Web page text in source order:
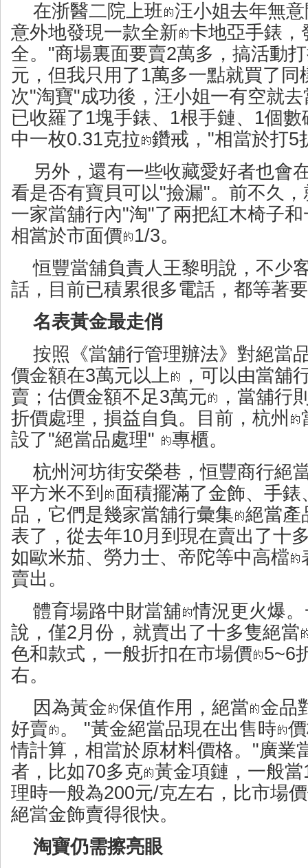
在浙醫二院上班 汪小姐去年無
意外地發現一款全新 卡地亞手錶，
全。"商場裏面要賣2萬多，搞活動
元，但我只用了1萬多一點就買了同
次"淘寶"成功後，汪小姐一有空就
已收羅了1塊手錶、1根手鏈、1個
中一枚0.31克拉 鑽戒，"相當於打5
另外，還有一些收藏愛好者也會
看是否有寶貝可以"撿漏"。前不久
一家當舖行內"淘"了兩把紅木椅子
相當於市面價
1/3。
恒豐當舖負責人王黎明說，不少
話，目前已積累很多電話，都等著
名表黃金最走俏
按照《當舖行管理辦法》對絕當
價金額在3萬元以上
，可以由當舖
賣；估價金額不足3萬元
，當舖行
折價處理，損益自負。目前，杭州
設了"絕當品處理"
專櫃。
杭州河坊街安榮巷，恒豐商行絕
平方米不到
面積擺滿了金飾、手
品，它們是幾家當舖行彙集 絕當產
表了，從去年10月到現在賣出了十
如歐米茄、勞力士、帝陀等中高檔
賣出。
體育場路中財當舖 情況更火爆
說，僅2月份，就賣出了十多隻絕當
色和款式，一般折扣在市場價
5~6
右。
因為黃金 保值作用，絕當 金品
好賣
。 "黃金絕當品現在出售時
情計算，相當於原材料價格。"廣業
者，比如70多克 黃金項鏈，一般
理時一般為200元/克左右，比市場
絕當金飾賣得很快。
淘寶仍需擦亮眼